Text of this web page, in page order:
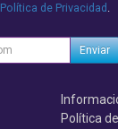
Política de Privacidad .
Enviar
Política